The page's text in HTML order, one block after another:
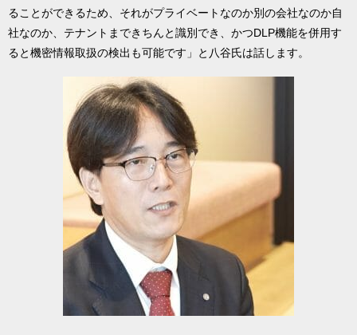
ることができるため、それがプライベートなのか別の会社なのか自
社なのか、テナントまできちんと識別でき、かつDLP機能を併用す
ると機密情報取扱の検出も可能です」と八谷氏は話します。